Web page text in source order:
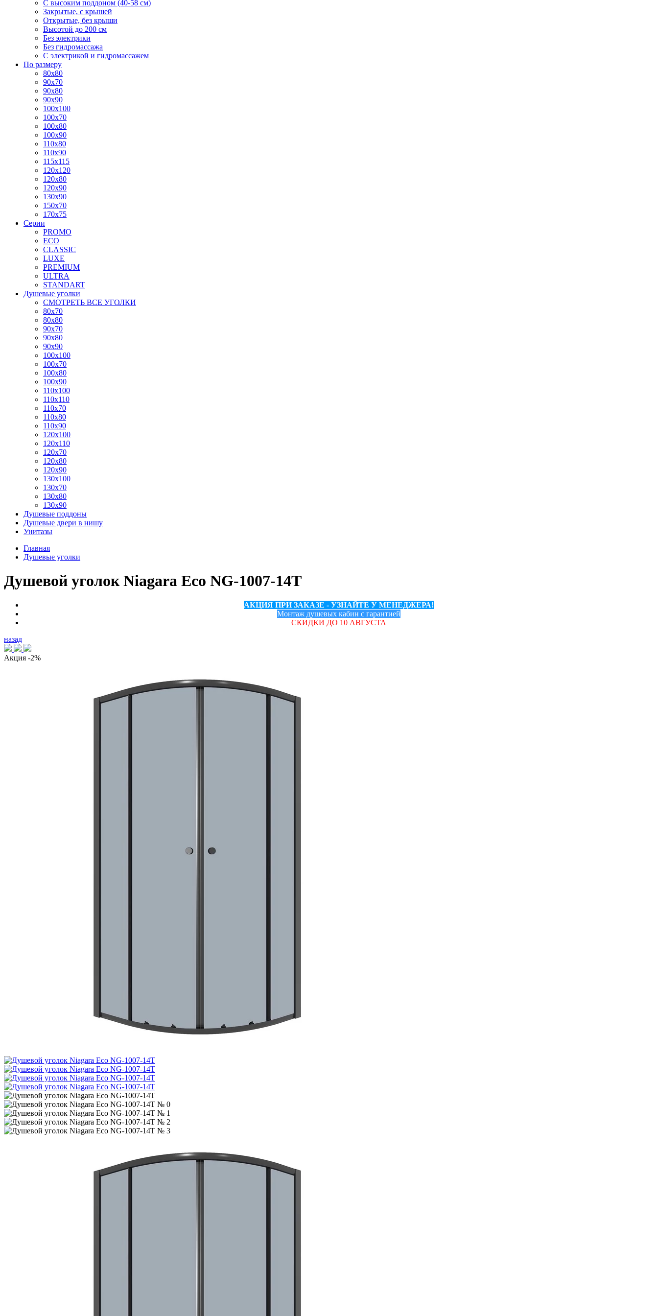
С высоким поддоном (40-58 см)
Закрытые, с крышей
Открытые, без крыши
Высотой до 200 см
Без электрики
Без гидромассажа
С электрикой и гидромассажем
По размеру
80x80
90x70
90x80
90x90
100x100
100x70
100x80
100x90
110x80
110x90
115x115
120x120
120x80
120x90
130x90
150x70
170x75
Серии
PROMO
ECO
CLASSIC
LUXE
PREMIUM
ULTRA
STANDART
Душевые уголки
СМОТРЕТЬ ВСЕ УГОЛКИ
80x70
80x80
90x70
90x80
90x90
100x100
100x70
100x80
100x90
110x100
110x110
110x70
110x80
110x90
120x100
120x110
120x70
120x80
120x90
130x100
130x70
130x80
130x90
Душевые поддоны
Душевые двери в нишу
Унитазы
Главная
Душевые уголки
Душевой уголок Niagara Eco NG-1007-14T
АКЦИЯ ПРИ ЗАКАЗЕ - УЗНАЙТЕ У МЕНЕДЖЕРА!
Монтаж душевых кабин с гарантией
СКИДКИ ДО 10 АВГУСТА
назад
Акция -2%